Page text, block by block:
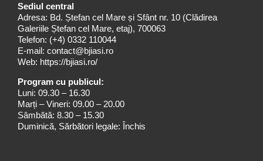
Sediul central
Adresa: Bd. Ștefan cel Mare și Sfânt nr. 10 (Clădirea
Galeriile Ștefan cel Mare, etaj), 700063
Telefon: (+4) 0332 110044
E-mail: contact@bjiasi.ro
Web: https://bjiasi.ro/
Program cu publicul:
Luni: 09.30 – 16.30
Marți – Vineri: 09.00 – 20.00
Sâmbătă: 8.30 – 15.30
Duminică, Sărbători legale: Închis